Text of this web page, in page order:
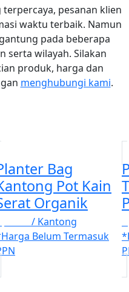
pesanan klien
waktu terbaik. Namun
pada beberapa
serta wilayah. Silakan
produk, harga dan
menghubungi kami.
Bag
Pot Kain
Organik
/ Kantong
Belum Termasuk